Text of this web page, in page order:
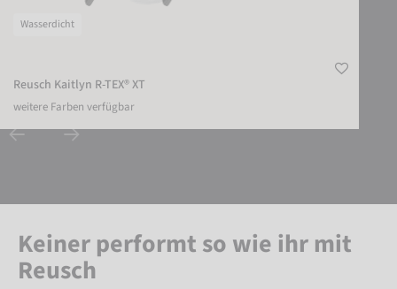
Wasserdicht
Reusch Kaitlyn R-TEX® XT
weitere Farben verfügbar
Keiner performt so wie ihr mit
Reusch